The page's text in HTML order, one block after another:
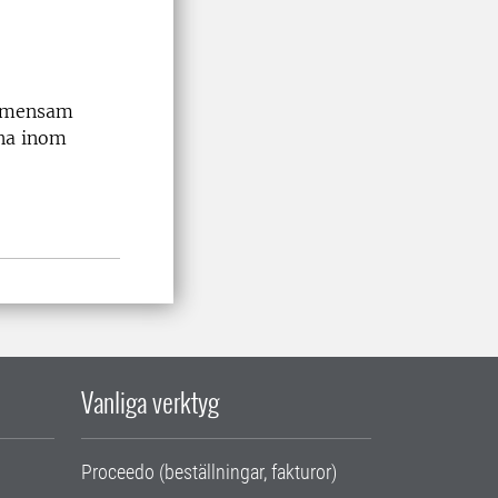
inom
Vanliga verktyg
Proceedo (beställningar, fakturor)